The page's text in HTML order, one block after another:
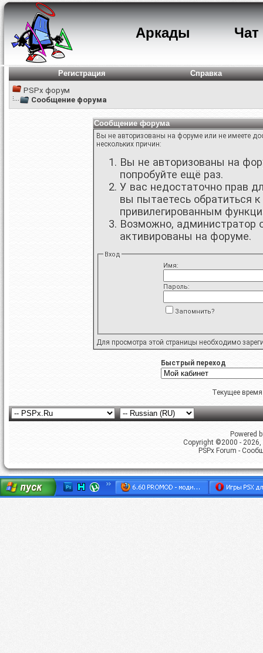
Аркады Чат
Регистрация
Справка
PSPx форум
Сообщение форума
Сообщение форума
Вы не авторизованы на форуме или не имеете
нескольких причин:
Вы не авторизованы на
попробуйте ещё раз.
У вас недостаточно прав
вы пытаетесь обратиться
привилегированным
Возможно, администратор
активированы на форуме.
Вход
Имя:
Пароль:
Запомнить?
Для просмотра этой страницы необходимо
Быстрый переход
Текущее
Powered
Copyright ©2000 -
PSPx Forum -